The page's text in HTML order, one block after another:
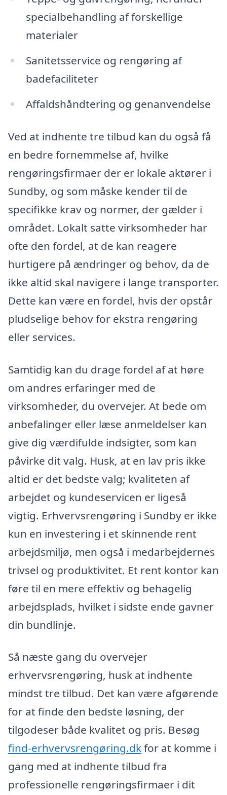
specialbehandling af forskellige
materialer
Sanitetsservice og rengøring af
badefaciliteter
Affaldshåndtering og genanvendelse
Ved at indhente tre tilbud kan du også få
en bedre fornemmelse af, hvilke
rengøringsfirmaer der er lokale aktører i
Sundby, og som måske kender til de
specifikke krav og normer, der gælder i
området. Lokalt satte virksomheder har
ofte den fordel, at de kan reagere
hurtigere på ændringer og behov, da de
ikke altid skal navigere i lange transporter.
Dette kan være en fordel, hvis der opstår
pludselige behov for ekstra rengøring
eller services.
Samtidig kan du drage fordel af at høre
om andres erfaringer med de
virksomheder, du overvejer. At bede om
anbefalinger eller læse anmeldelser kan
give dig værdifulde indsigter, som kan
påvirke dit valg. Husk, at en lav pris ikke
altid er det bedste valg; kvaliteten af
arbejdet og kundeservicen er ligeså
vigtig. Erhvervsrengøring i Sundby er ikke
kun en investering i et skinnende rent
arbejdsmiljø, men også i medarbejdernes
trivsel og produktivitet. Et rent kontor kan
føre til en mere effektiv og behagelig
arbejdsplads, hvilket i sidste ende gavner
din bundlinje.
Så næste gang du overvejer
erhvervsrengøring, husk at indhente
mindst tre tilbud. Det kan være afgørende
for at finde den bedste løsning, der
tilgodeser både kvalitet og pris. Besøg
find-erhvervsrengøring.dkfor at komme i
gang med at indhente tilbud fra
professionelle rengøringsfirmaer i dit